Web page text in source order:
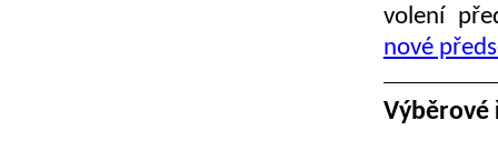
volení
nové
Výběrové